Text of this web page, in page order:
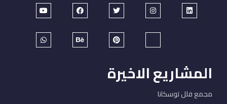
المشاريع الاخيرة
مجمع فلل توسكانا